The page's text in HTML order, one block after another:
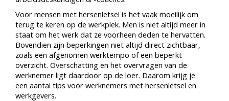
Voor mensen met hersenletsel is het vaak moeilijk om
terug te keren op de werkplek. Men is niet altijd meer in
staat om het werk dat ze voorheen deden te hervatten.
Bovendien zijn beperkingen niet altijd direct zichtbaar,
zoals een afgenomen werktempo of een beperkt
overzicht. Overschatting en het overvragen van de
werknemer ligt daardoor op de loer. Daarom krijg je
een aantal tips voor werknemers met hersenletsel en
werkgevers.